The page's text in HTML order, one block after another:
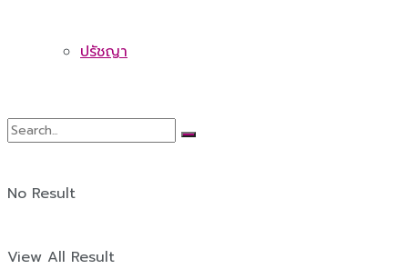
ปรัชญา
No Result
View All Result